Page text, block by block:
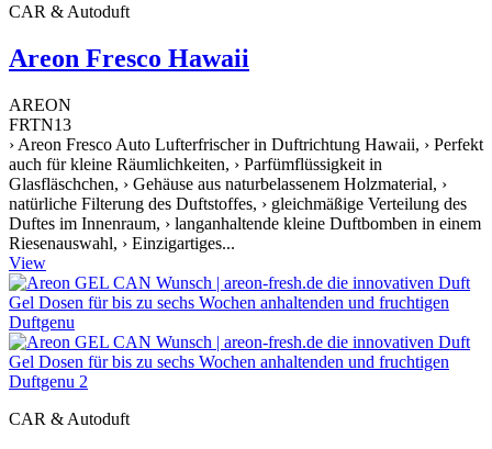
CAR & Autoduft
Areon Fresco Hawaii
AREON
FRTN13
› Areon Fresco Auto Lufterfrischer in Duftrichtung Hawaii, › Perfekt
auch für kleine Räumlichkeiten, › Parfümflüssigkeit in
Glasfläschchen, › Gehäuse aus naturbelassenem Holzmaterial, ›
natürliche Filterung des Duftstoffes, › gleichmäßige Verteilung des
Duftes im Innenraum, › langanhaltende kleine Duftbomben in einem
Riesenauswahl, › Einzigartiges...
View
CAR & Autoduft